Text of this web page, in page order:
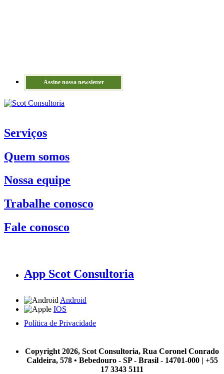
Assine nossa newsletter
Serviços
Quem somos
Nossa equipe
Trabalhe conosco
Fale conosco
App Scot Consultoria
Android
IOS
Política de Privacidade
Copyright 2026, Scot Consultoria, Rua Coronel Conrado
Caldeira, 578 • Bebedouro - SP - Brasil - 14701-000 | +55
17 3343 5111